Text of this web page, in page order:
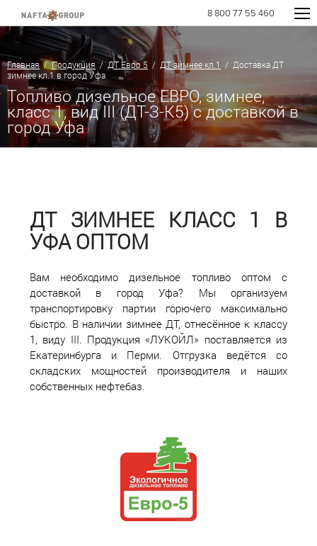
8 800 77 55 460
Главная/Продукция/ДТ Евро 5 / ДТ зимнее кл.1
/ Доставка ДТ
зимнее кл.1 в город Уфа
Топливо дизельное ЕВРО, зимнее,
класс 1, вид III (ДТ-З-К5) с доставкой в
город Уфа
ДТ ЗИМНЕЕ КЛАСС 1 В
УФА ОПТОМ
Вам необходимо дизельное топливо оптом с
доставкой в город Уфа? Мы организуем
транспортировку партии горючего максимально
быстро. В наличии зимнее ДТ, отнесённое к классу
1, виду III. Продукция «ЛУКОЙЛ» поставляется из
Екатеринбурга и Перми. Отгрузка ведётся со
складских мощностей производителя и наших
собственных нефтебаз.